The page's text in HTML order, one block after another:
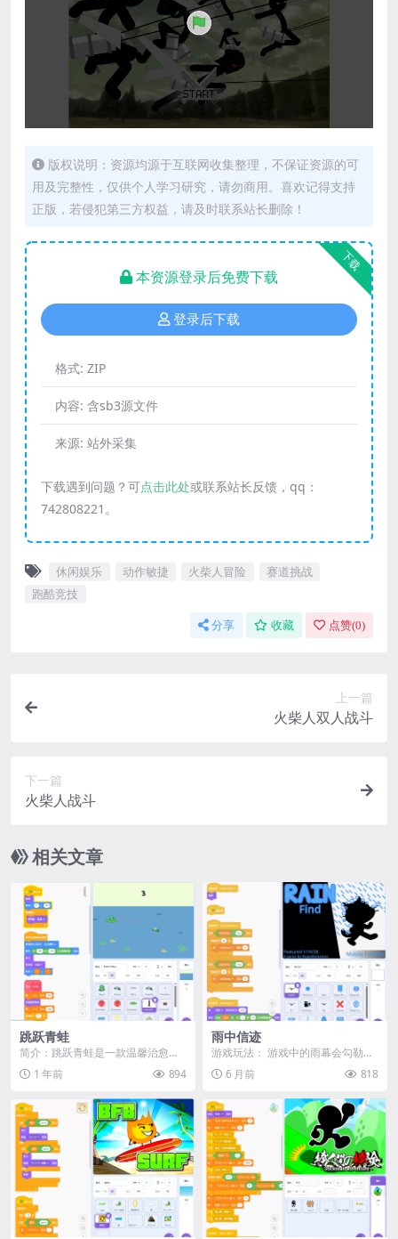
版权说明：资源均源于互联网收集整理，不保证资源的可
用及完整性，仅供个人学习研究，请勿商用。喜欢记得支持
正版，若侵犯第三方权益，请及时联系站长删除！
下载
本资源登录后免费下载
登录后下载
格式: ZIP
内容: 含sb3源文件
来源: 站外采集
下载遇到问题？可点击此处或联系站长反馈，qq：
742808221。
休闲娱乐 动作敏捷 火柴人冒险
赛道挑战
跑酷竞技
分享 收藏 点赞(0)
上一篇
火柴人双人战斗
下一篇
火柴人战斗
相关文章
跳跃青蛙
简介：跳跃青蛙是一款温馨治愈的
平台跳跃类游戏，你将扮演一只青
蛙，在睡莲之间跳跃前...
1 年前 894
雨中信迹
游戏玩法： 游戏中的雨幕会勾勒出
一个原始 Scratch 角色的轮廓，但
它的真身...
6 月前 818